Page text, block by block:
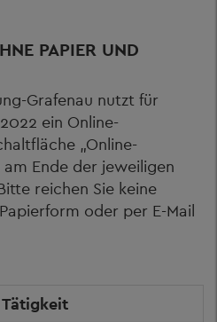
PAPIER UND
Grafenau nutzt für
ein Online-
„Online-
Ende der jeweiligen
reichen Sie keine
oder per E-Mail
Tätigkeit